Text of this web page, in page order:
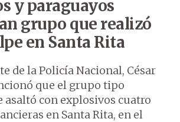
y paraguayos
grupo que realizó
en Santa Rita
de la Policía Nacional, César
que el grupo tipo
asaltó con explosivos cuatro
en Santa Rita, en el